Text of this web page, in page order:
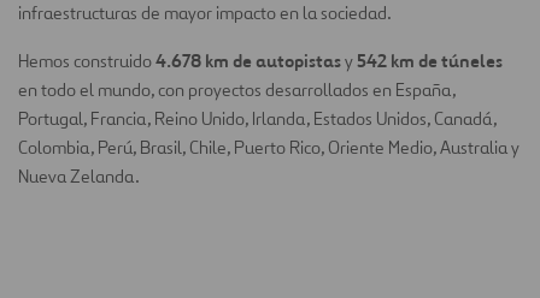
infraestructuras de mayor impacto en la sociedad.
Hemos construido4.678 km de autopistasy542 km de túneles
en todo el mundo, con proyectos desarrollados en España,
Portugal, Francia, Reino Unido, Irlanda, Estados Unidos, Canadá,
Colombia, Perú, Brasil, Chile, Puerto Rico, Oriente Medio, Australia y
Nueva Zelanda.